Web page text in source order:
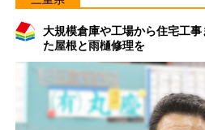
大規模倉庫や工場から住宅工
た屋根と雨樋修理を